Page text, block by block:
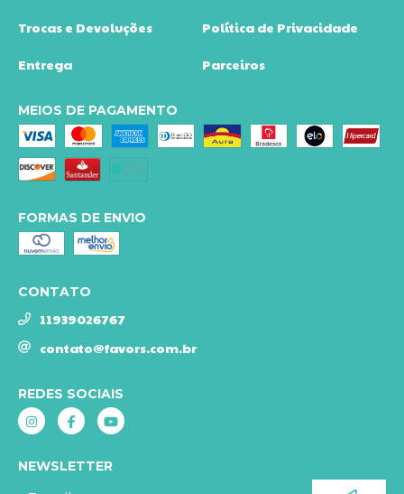
Trocas e Devoluções Política de Privacidade
Entrega Parceiros
MEIOS DE PAGAMENTO
FORMAS DE ENVIO
CONTATO
11939026767
contato@favors.com.br
REDES SOCIAIS
NEWSLETTER